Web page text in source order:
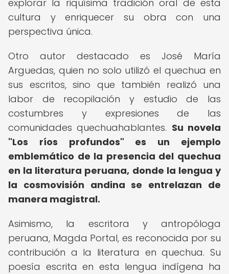
explorar la riquísima tradición oral de esta
cultura y enriquecer su obra con una
perspectiva única.
Otro autor destacado es José María
Arguedas, quien no solo utilizó el quechua en
sus escritos, sino que también realizó una
labor de recopilación y estudio de las
costumbres y expresiones de las
comunidades quechuahablantes. Su novela
"Los ríos profundos" es un ejemplo
emblemático de la presencia del quechua
en la literatura peruana, donde la lengua y
la cosmovisión andina se entrelazan de
manera magistral.
Asimismo, la escritora y antropóloga
peruana, Magda Portal, es reconocida por su
contribución a la literatura en quechua. Su
poesía escrita en esta lengua indígena ha